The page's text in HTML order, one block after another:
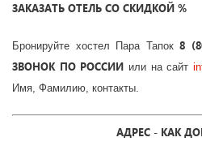
ЗАКАЗАТЬ ОТЕЛЬ СО СКИДКОЙ %
Бронируйте хостел Пара Тапок8
ЗВОНОК ПО РОССИИ или на сайт
Имя, Фамилию, контакты.
АДРЕС - КАК